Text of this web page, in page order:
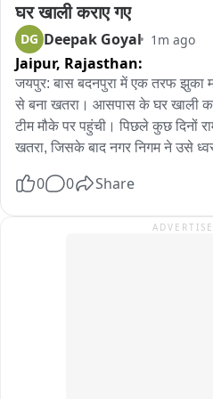
घर खाली कराए गए
DG Deepak Goyal 1m ago
Jaipur, Rajasthan:
जयपुर: बास बदनपुरा में एक तरफ झुका
से बना खतरा। आसपास के घर खाली
टीम मौके पर पहुंची। पिछले कुछ दिनों
खतरा, जिसके बाद नगर निगम ने उसे
0 0 Share